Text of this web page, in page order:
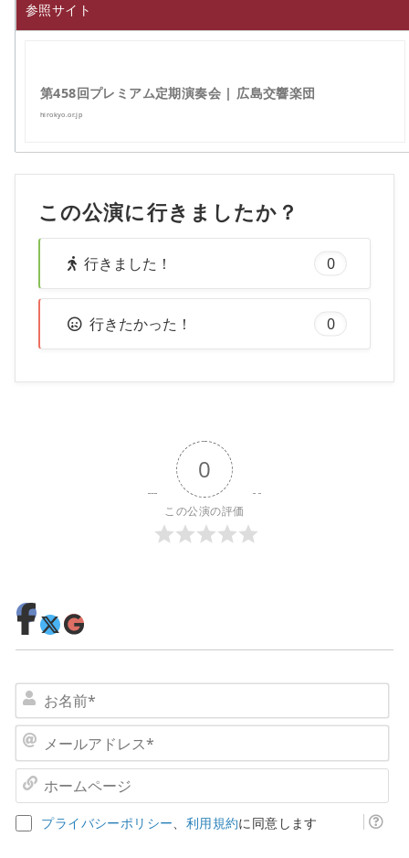
参照サイト
第458回プレミアム定期演奏会 | 広島交響楽団
hirokyo.or.jp
この公演に行きましたか？
行きました！ 0
行きたかった！ 0
0
この公演の評価
名
ア
ー
プライバシーポリシー、 利用規約に同意します